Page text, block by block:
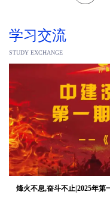
学习交流
STUDY EXCHANGE
烽火不息,奋斗不止|2025年第